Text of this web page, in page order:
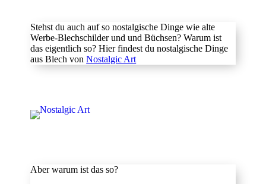
Stehst du auch auf so nostalgische Dinge wie alte
Werbe-Blechschilder und und Büchsen? Warum ist
das eigentlich so? Hier findest du nostalgische Dinge
aus Blech vonNostalgic Art
Aber warum ist das so?